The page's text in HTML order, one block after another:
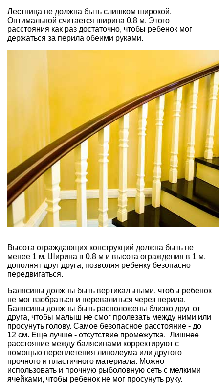
Лестница не должна быть слишком широкой.
Оптимальной считается ширина 0,8 м. Этого
расстояния как раз достаточно, чтобы ребенок мог
держаться за перила обеими руками.
Высота ограждающих конструкций должна быть не
менее 1 м. Ширина в 0,8 м и высота ограждения в 1 м,
дополнят друг друга, позволяя ребенку безопасно
передвигаться.
Балясины должны быть вертикальными, чтобы ребенок
не мог взобраться и перевалиться через перила.
Балясины должны быть расположены близко друг от
друга, чтобы малыш не смог пролезать между ними или
просунуть голову. Самое безопасное расстояние - до
12 см. Еще лучше - отсутствие промежутка. Лишнее
расстояние между балясинами корректируют с
помощью переплетения линолеума или другого
прочного и пластичного материала. Можно
использовать и прочную рыболовную сеть с мелкими
ячейками, чтобы ребенок не мог просунуть руку.